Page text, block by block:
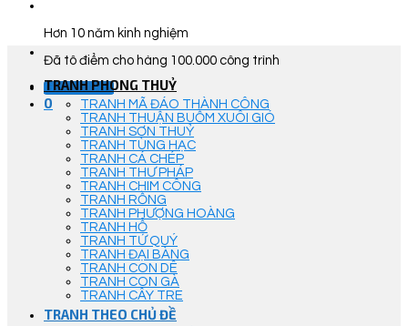
Hơn 10 năm kinh nghiệm
Đã tô điểm cho hàng 100.000 công trình
Góc Tư Vấn
0
TRANH PHONG THUỶ
TRANH MÃ ĐÁO THÀNH CÔNG
TRANH THUẬN BUỒM XUÔI GIÓ
TRANH SƠN THUỶ
TRANH TÙNG HẠC
TRANH CÁ CHÉP
TRANH THƯ PHÁP
TRANH CHIM CÔNG
TRANH RỒNG
TRANH PHƯỢNG HOÀNG
TRANH HỔ
TRANH TỨ QUÝ
TRANH ĐẠI BÀNG
TRANH CON DÊ
TRANH CON GÀ
TRANH CÂY TRE
TRANH THEO CHỦ ĐỀ